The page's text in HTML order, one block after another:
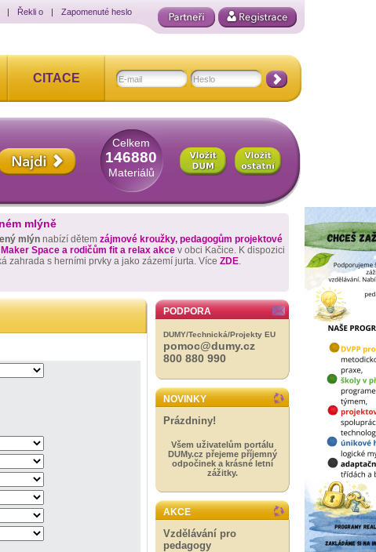
| Řekli o | Zapomenuté heslo
CITACE
Celkem
146880
Materiálů
mlýně
mlýn nabízí dětem zájmové kroužky, pedagogům projektové
Space a rodičům fit a relax akce v obci Kačice. K dispozici
zahrada s herními prvky a jako zázemí jurta. Více ZDE.
PODPORA
DUMY/Technická/Projekty EU
pomoc@dumy.cz
800 880 990
NOVINKY
Prázdniny!
Všem uživatelům portálu
DUMy.cz přejeme příjemný
odpočinek a krásné letní
zážitky.
AKCE
Vzdělávání pro
pedagogy